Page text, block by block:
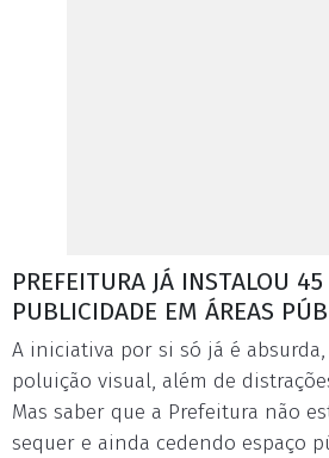
PREFEITURA JÁ INSTALOU
PUBLICIDADE EM ÁREAS
A iniciativa por si só já é
poluição visual, além de
Mas saber que a Prefeitura não
sequer e ainda cedendo espaço